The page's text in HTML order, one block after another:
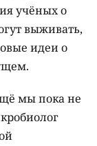
учёных о
выживать,
идеи о
мы пока не